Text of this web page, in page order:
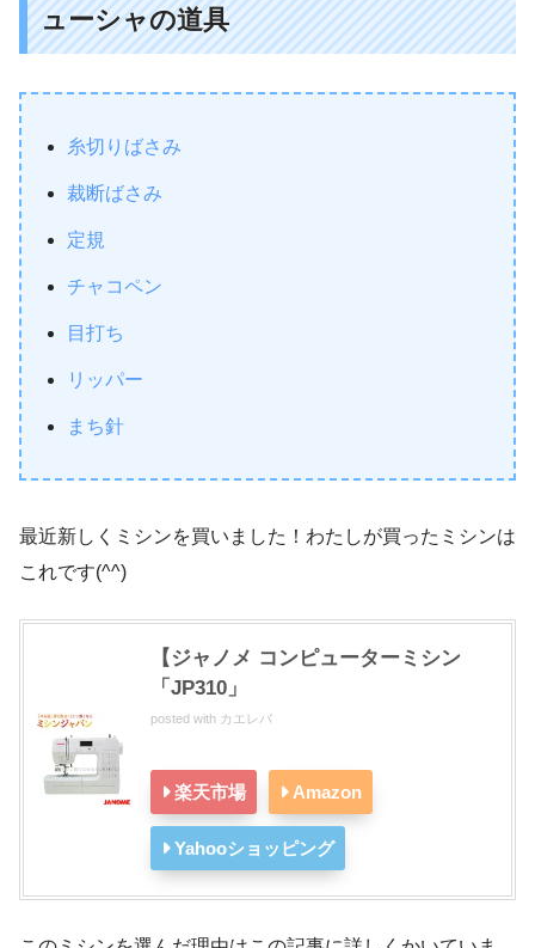
ューシャの道具
糸切りばさみ
裁断ばさみ
定規
チャコペン
目打ち
リッパー
まち針
最近新しくミシンを買いました！わたしが買ったミシンは
これです(^^)
【ジャノメ コンピューターミシン
「JP310」
posted with カエレバ
楽天市場 Amazon
Yahooショッピング